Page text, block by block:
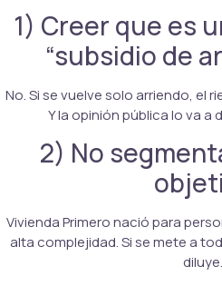
1) Creer que es
“subsidio de
No. Si se vuelve solo arriendo, el
Y la opinión pública lo va a
2) No
Vivienda Primero nació para
alta complejidad. Si se mete a
diluye.